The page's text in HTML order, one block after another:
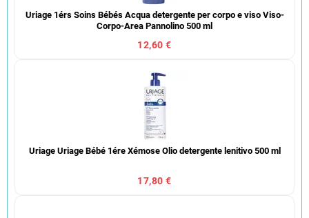
Uriage 1érs Soins Bébés Acqua detergente per corpo e viso Viso-
Corpo-Area Pannolino 500 ml
12,60 €
Uriage Uriage Bébé 1ére Xémose Olio detergente lenitivo 500 ml
17,80 €